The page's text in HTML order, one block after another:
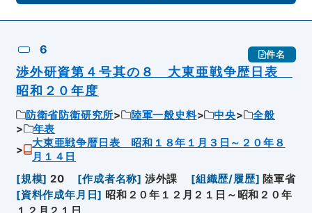
6 件名
渉外研資第４号其の８ 大東亜戦争歴日表
昭和２０年度
防衛省防衛研究所 陸軍一般史料 中央
全般
年表
大東亜戦争暦日表 昭和１８年１月３日～２０年８
月１４日
[規模] 20 [作成者名称] 渉外課 [組織歴/履歴] 陸軍省
[資料作成年月日] 昭和２０年１２月２１日～昭和２０年